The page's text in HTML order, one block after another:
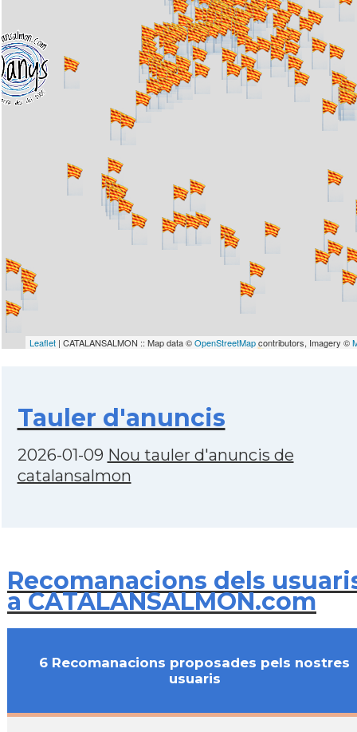
Leaflet | CATALANSALMON :: Map data ©OpenStreetMapcontributors, Imagery ©
Tauler d'anuncis
2026-01-09 Nou tauler d'anuncis de
catalansalmon
Recomanacions dels
a CATALANSALMON.com
6 Recomanacions proposades pels nostres
usuaris